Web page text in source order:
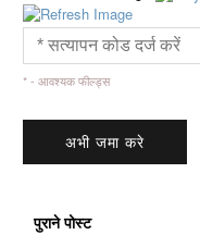
* - आवश्यक फील्ड्स
पुराने पोस्ट